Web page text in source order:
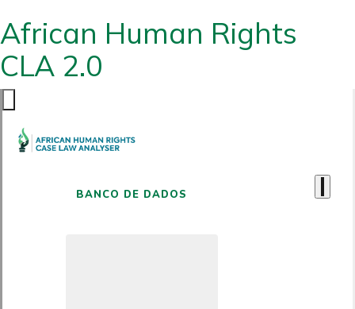
African Human Rights
CLA 2.0
BANCO DE DADOS